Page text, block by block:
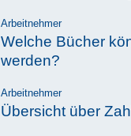
Arbeitnehmer
Welche Bücher
werden?
Arbeitnehmer
Übersicht über